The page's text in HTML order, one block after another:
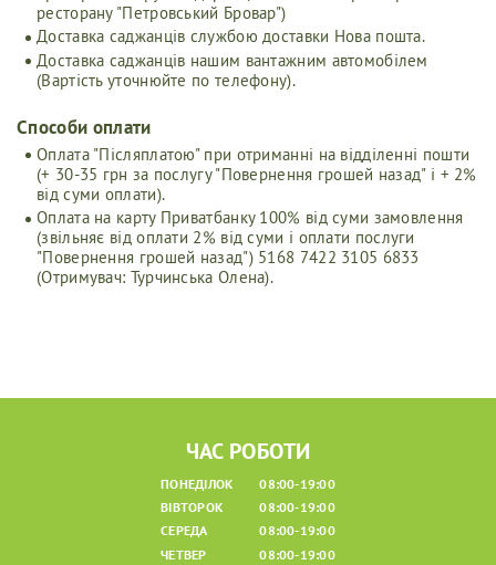
ресторану "Петровський Бровар")
Доставка саджанців службою доставки Нова пошта.
Доставка саджанців нашим вантажним автомобілем
(Вартість уточнюйте по телефону).
Способи оплати
Оплата "Післяплатою" при отриманні на відділенні пошти
(+ 30-35 грн за послугу "Повернення грошей назад" і + 2%
від суми оплати).
Оплата на карту Приватбанку 100% від суми замовлення
(звільняє від оплати 2% від суми і оплати послуги
"Повернення грошей назад") 5168 7422 3105 6833
(Отримувач: Турчинська Олена).
ЧАС РОБОТИ
ПОНЕДІЛОК
08:00-19:00
ВІВТОРОК
08:00-19:00
СЕРЕДА
08:00-19:00
ЧЕТВЕР
08:00-19:00